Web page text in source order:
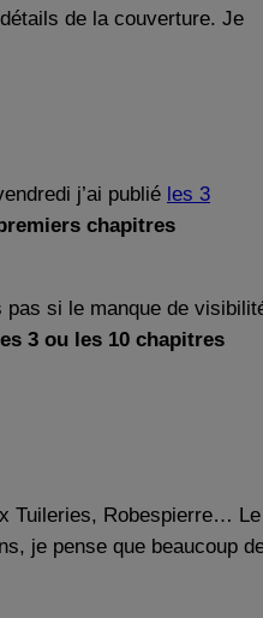
de la couverture. Je
j’ai publié les 3
chapitres
pas si le manque de
3 ou les 10 chapitres
Tuileries, Robespierre… Le
je pense que beaucoup